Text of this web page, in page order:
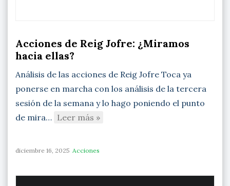
Acciones de Reig Jofre: ¿Miramos
hacia ellas?
Análisis de las acciones de Reig Jofre Toca ya
ponerse en marcha con los análisis de la tercera
sesión de la semana y lo hago poniendo el punto
de mira… Leer más »
diciembre 16, 2025 Acciones